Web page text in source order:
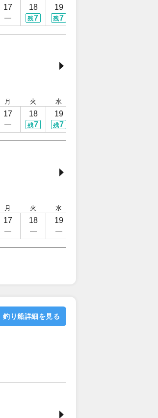
17 18
残7
19
残7
月
17
火
18
残7
水
19
残7
月
17
火
18
水
19
釣り船詳細を見る